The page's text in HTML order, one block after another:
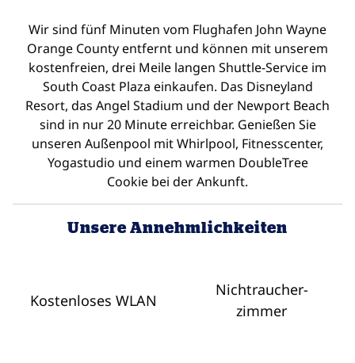
Wir sind fünf Minuten vom Flughafen John Wayne
Orange County entfernt und können mit unserem
kostenfreien, drei Meile langen Shuttle-Service im
South Coast Plaza einkaufen. Das Disneyland
Resort, das Angel Stadium und der Newport Beach
sind in nur 20 Minute erreichbar. Genießen Sie
unseren Außenpool mit Whirlpool, Fitnesscenter,
Yogastudio und einem warmen DoubleTree
Cookie bei der Ankunft.
Unsere Annehmlichkeiten
Kostenloses WLAN
Nichtraucher­
zimmer